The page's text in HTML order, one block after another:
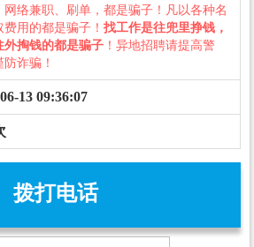
网络兼职、刷单，都是骗子！凡以各种名
费用的都是骗子！ 找工作是往兜里挣钱，
外掏钱的都是骗子 ！异地招聘请提高警
诈骗！
13 09:36:07
拨打电话